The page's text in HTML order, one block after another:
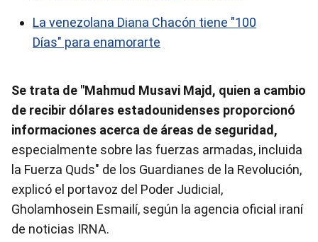
La venezolana Diana Chacón tiene "100
Días" para enamorarte
Se trata de "Mahmud Musavi Majd, quien a cambio
de recibir dólares estadounidenses proporcionó
informaciones acerca de áreas de seguridad,
especialmente sobre las fuerzas armadas, incluida
la Fuerza Quds" de los Guardianes de la Revolución,
explicó el portavoz del Poder Judicial,
Gholamhosein Esmailí, según la agencia oficial iraní
de noticias IRNA.